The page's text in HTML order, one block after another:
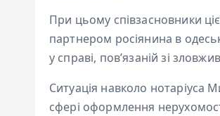
При цьому співзасновники
партнером росіянина в
у справі, пов’язаній зі
Ситуація навколо нотаріуса
сфері оформлення